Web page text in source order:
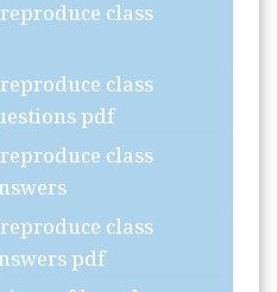
class
class
pdf
class
class
pdf